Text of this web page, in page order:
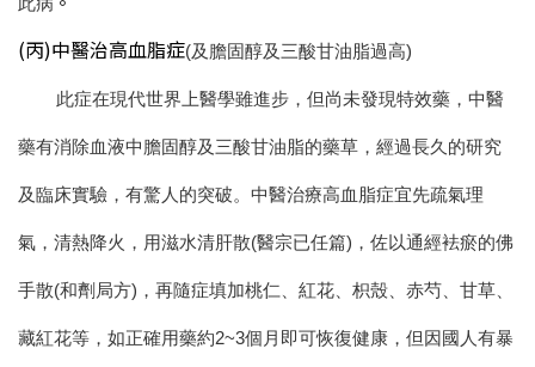
(丙)中醫治高血脂症(及膽固醇及三酸甘油脂過高)
此症在現代世界上醫學雖進步，但尚未發現特效藥，中醫
藥有消除血液中膽固醇及三酸甘油脂的藥草，經過長久的研究
及臨床實驗，有驚人的突破。 中醫治療高血脂症宜先疏氣理
氣，清熱降火，用滋水清肝散(醫宗已任篇)，佐以通經袪瘀的佛
手散(和劑局方)，再隨症填加桃仁、紅花、枳殼、赤芍、甘草、
藏紅花等，如正確用藥約2~3個月即可恢復健康，但因國人有暴